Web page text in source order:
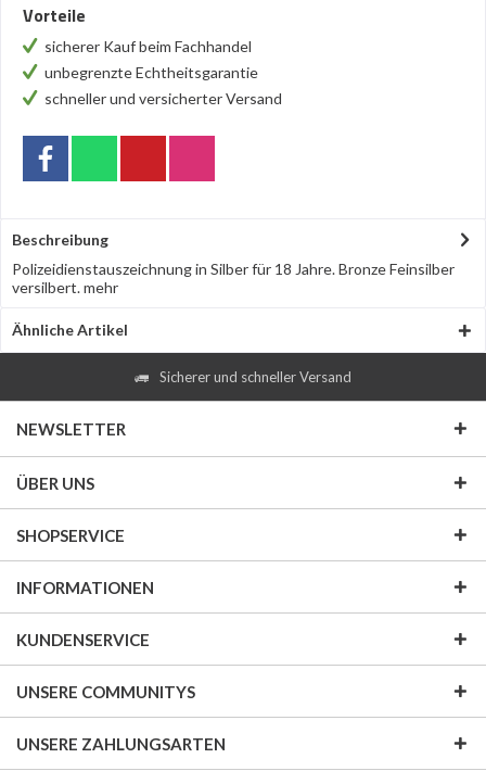
Vorteile
sicherer Kauf beim Fachhandel
unbegrenzte Echtheitsgarantie
schneller und versicherter Versand
Beschreibung
Polizeidienstauszeichnung in Silber für 18 Jahre. Bronze Feinsilber
versilbert.mehr
Ähnliche Artikel
Sicherer und schneller Versand
NEWSLETTER
ÜBER UNS
SHOPSERVICE
INFORMATIONEN
KUNDENSERVICE
UNSERE COMMUNITYS
UNSERE ZAHLUNGSARTEN